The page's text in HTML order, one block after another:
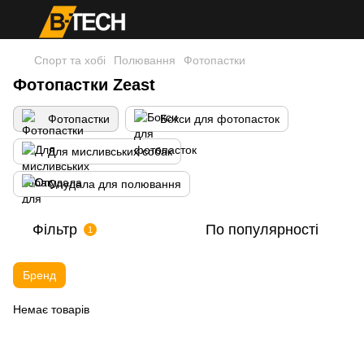
Спорт та хобі Полювання Фотопастки
Фотопастки Zeast
Фотопастки Бокси для фотопасток
Для мисливських собак
Опудала для полювання
Фільтр 1 По популярності
Бренд
Немає товарів